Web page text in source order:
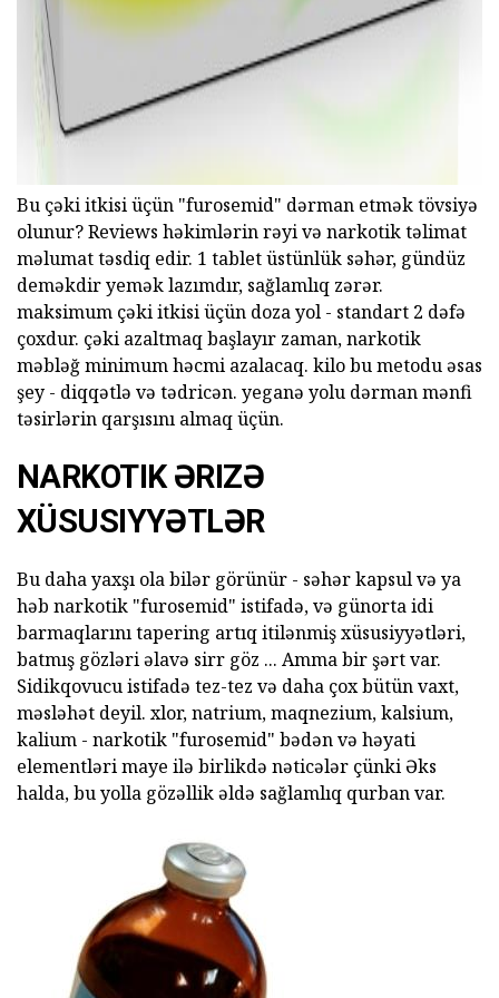
Bu çəki itkisi üçün "furosemid" dərman etmək tövsiyə
olunur? Reviews həkimlərin rəyi və narkotik təlimat
məlumat təsdiq edir. 1 tablet üstünlük səhər, gündüz
deməkdir yemək lazımdır, sağlamlıq zərər.
maksimum çəki itkisi üçün doza yol - standart 2 dəfə
çoxdur. çəki azaltmaq başlayır zaman, narkotik
məbləğ minimum həcmi azalacaq. kilo bu metodu əsas
şey - diqqətlə və tədricən. yeganə yolu dərman mənfi
təsirlərin qarşısını almaq üçün.
NARKOTIK ƏRIZƏ
XÜSUSIYYƏTLƏR
Bu daha yaxşı ola bilər görünür - səhər kapsul və ya
həb narkotik "furosemid" istifadə, və günorta idi
barmaqlarını tapering artıq itilənmiş xüsusiyyətləri,
batmış gözləri əlavə sirr göz ... Amma bir şərt var.
Sidikqovucu istifadə tez-tez və daha çox bütün vaxt,
məsləhət deyil. xlor, natrium, maqnezium, kalsium,
kalium - narkotik "furosemid" bədən və həyati
elementləri maye ilə birlikdə nəticələr çünki Əks
halda, bu yolla gözəllik əldə sağlamlıq qurban var.